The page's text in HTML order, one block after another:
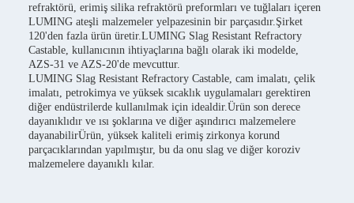
refraktörü, erimiş silika refraktörü preformları ve tuğlaları içeren
LUMING ateşli malzemeler yelpazesinin bir parçasıdır.Şirket
120'den fazla ürün üretir.LUMING Slag Resistant Refractory
Castable, kullanıcının ihtiyaçlarına bağlı olarak iki modelde,
AZS-31 ve AZS-20'de mevcuttur.
LUMING Slag Resistant Refractory Castable, cam imalatı, çelik
imalatı, petrokimya ve yüksek sıcaklık uygulamaları gerektiren
diğer endüstrilerde kullanılmak için idealdir.Ürün son derece
dayanıklıdır ve ısı şoklarına ve diğer aşındırıcı malzemelere
dayanabilirÜrün, yüksek kaliteli erimiş zirkonya korund
parçacıklarından yapılmıştır, bu da onu slag ve diğer koroziv
malzemelere dayanıklı kılar.